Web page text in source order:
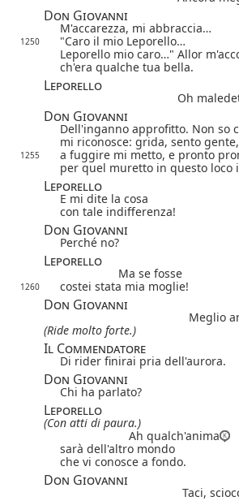
Don Giovanni
M'accarezza, mi abbraccia…
1250
"Caro il mio Leporello…
Leporello mio caro…" Allor
ch'era qualche tua bella.
Leporello
Oh
Don Giovanni
Dell'inganno approfitto. Non so
mi riconosce: grida, sento gente,
1255
a fuggire mi metto, e pronto
per quel muretto in questo loco
Leporello
E mi dite la cosa
con tale indifferenza!
Don Giovanni
Perché no?
Leporello
Ma se fosse
1260 costei stata mia moglie!
Don Giovanni
Meglio
(Ride molto forte.)
Il Commendatore
Di rider finirai pria dell'aurora.
Don Giovanni
Chi ha parlato?
Leporello
(Con atti di paura.)
Ah qualch'anima
sarà dell'altro mondo
che vi conosce a fondo.
Don Giovanni
Taci,